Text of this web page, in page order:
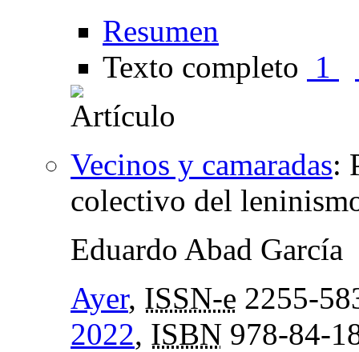
Resumen
Texto completo 1
Vecinos y camaradas:
colectivo del
Eduardo Abad García
Ayer, ISSN-e 2255-
2022, ISBN 978-84-